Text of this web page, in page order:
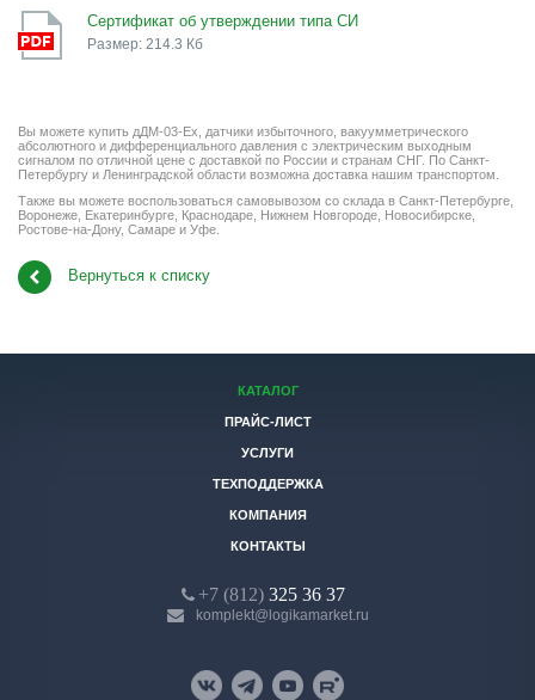
Сертификат об утверждении типа СИ
Размер: 214.3 Кб
Вы можете купить дДМ-03-Ех, датчики избыточного, вакуумметрического
абсолютного и дифференциального давления с электрическим выходным
сигналом по отличной цене с доставкой по России и странам СНГ. По Санкт-
Петербургу и Ленинградской области возможна доставка нашим транспортом.
Также вы можете воспользоваться самовывозом со склада в Санкт-Петербурге,
Воронеже, Екатеринбурге, Краснодаре, Нижнем Новгороде, Новосибирске,
Ростове-на-Дону, Самаре и Уфе.
Вернуться к списку
КАТАЛОГ
ПРАЙС-ЛИСТ
УСЛУГИ
ТЕХПОДДЕРЖКА
КОМПАНИЯ
КОНТАКТЫ
+7 (812) 325 36 37
komplekt@logikamarket.ru